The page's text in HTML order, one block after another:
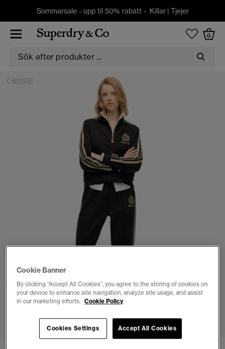
Sommarsale - upp til 50% rabatt - Killar| Tjejer
0
BYXOR
Cookie Banner
By clicking “Accept All Cookies”, you agree to the storing of cookies on
your device to enhance site navigation, analyze site usage, and assist
in our marketing efforts. Cookie Policy
Accept All Cookies
Cookies Settings